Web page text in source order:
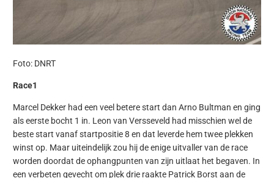
Foto: DNRT
Race1
Marcel Dekker had een veel betere start dan Arno Bultman en ging
als eerste bocht 1 in. Leon van Versseveld had misschien wel de
beste start vanaf startpositie 8 en dat leverde hem twee plekken
winst op. Maar uiteindelijk zou hij de enige uitvaller van de race
worden doordat de ophangpunten van zijn uitlaat het begaven. In
een verbeten gevecht om plek drie raakte Patrick Borst aan de